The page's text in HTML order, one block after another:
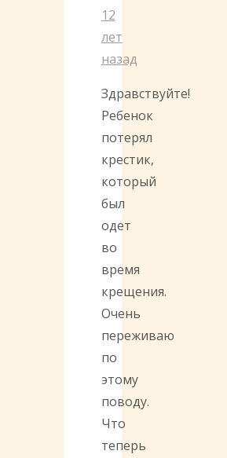
12
лет
назад
Здравствуйте!
Ребенок
потерял
крестик,
который
был
одет
во
время
крещения.
Очень
переживаю
по
этому
поводу.
Что
теперь